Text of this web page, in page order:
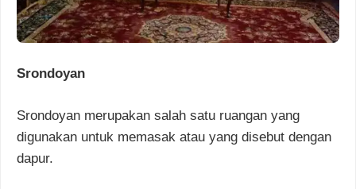
Srondoyan
Srondoyan merupakan salah satu ruangan yang
digunakan untuk memasak atau yang disebut dengan
dapur.